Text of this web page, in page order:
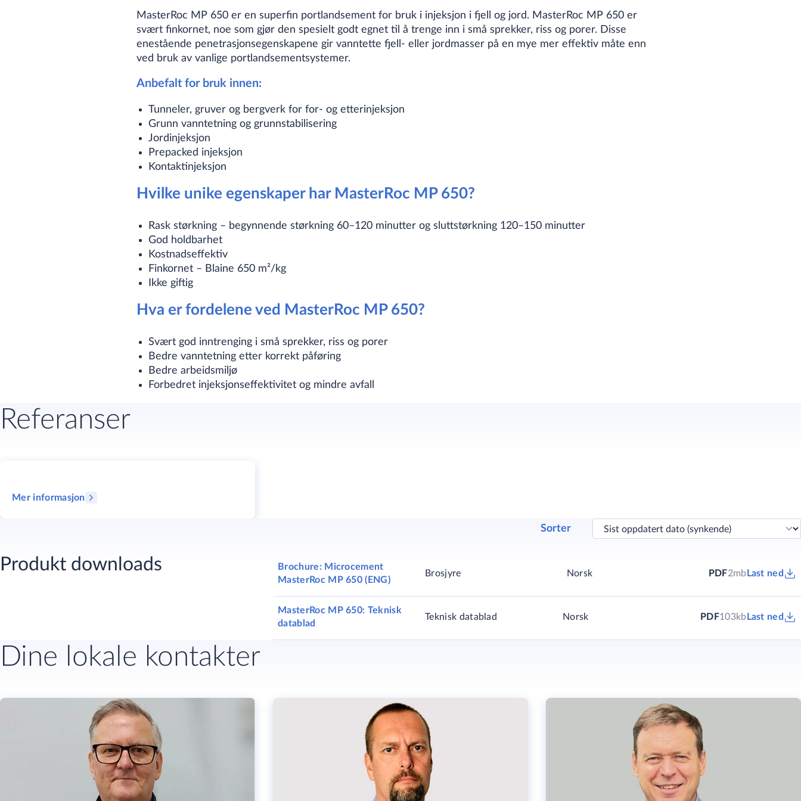
MasterRoc MP 650 er en superfin portlandsement for bruk i injeksjon i fjell og jord. MasterRoc MP 650 er
svært finkornet, noe som gjør den spesielt godt egnet til å trenge inn i små sprekker, riss og porer. Disse
enestående penetrasjonsegenskapene gir vanntette fjell- eller jordmasser på en mye mer effektiv måte enn
ved bruk av vanlige portlandsementsystemer.
Anbefalt for bruk innen:
Tunneler, gruver og bergverk for for- og etterinjeksjon
Grunn vanntetning og grunnstabilisering
Jordinjeksjon
Prepacked injeksjon
Kontaktinjeksjon
Hvilke unike egenskaper har MasterRoc MP 650?
Rask størkning – begynnende størkning 60–120 minutter og sluttstørkning 120–150 minutter
God holdbarhet
Kostnadseffektiv
Finkornet – Blaine 650 m²/kg
Ikke giftig
Hva er fordelene ved MasterRoc MP 650?
Svært god inntrenging i små sprekker, riss og porer
Bedre vanntetning etter korrekt påføring
Bedre arbeidsmiljø
Forbedret injeksjonseffektivitet og mindre avfall
Referanser
Mer informasjon
Sorter
Produkt downloads
Brochure: Microcement
MasterRoc MP 650 (ENG)
Brosjyre Norsk PDF2mb Last ned
MasterRoc MP 650: Teknisk
datablad
Teknisk datablad Norsk PDF103kb Last ned
Dine lokale kontakter